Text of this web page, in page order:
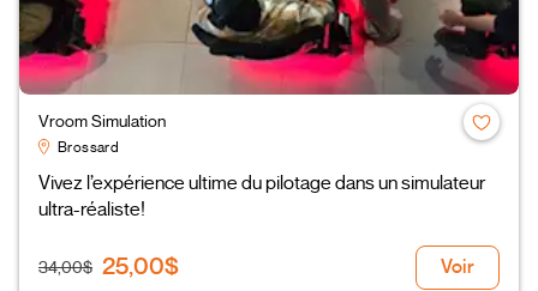
Vroom Simulation
Brossard
Vivez l’expérience ultime du pilotage dans un simulateur
ultra-réaliste!
34,00$ 25,00$ Voir